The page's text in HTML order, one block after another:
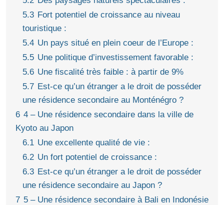
5.3 Fort potentiel de croissance au niveau
touristique :
5.4 Un pays situé en plein coeur de l’Europe :
5.5 Une politique d’investissement favorable :
5.6 Une fiscalité très faible : à partir de 9%
5.7 Est-ce qu’un étranger a le droit de posséder
une résidence secondaire au Monténégro ?
6 4 – Une résidence secondaire dans la ville de
Kyoto au Japon
6.1 Une excellente qualité de vie :
6.2 Un fort potentiel de croissance :
6.3 Est-ce qu’un étranger a le droit de posséder
une résidence secondaire au Japon ?
7 5 – Une résidence secondaire à Bali en Indonésie